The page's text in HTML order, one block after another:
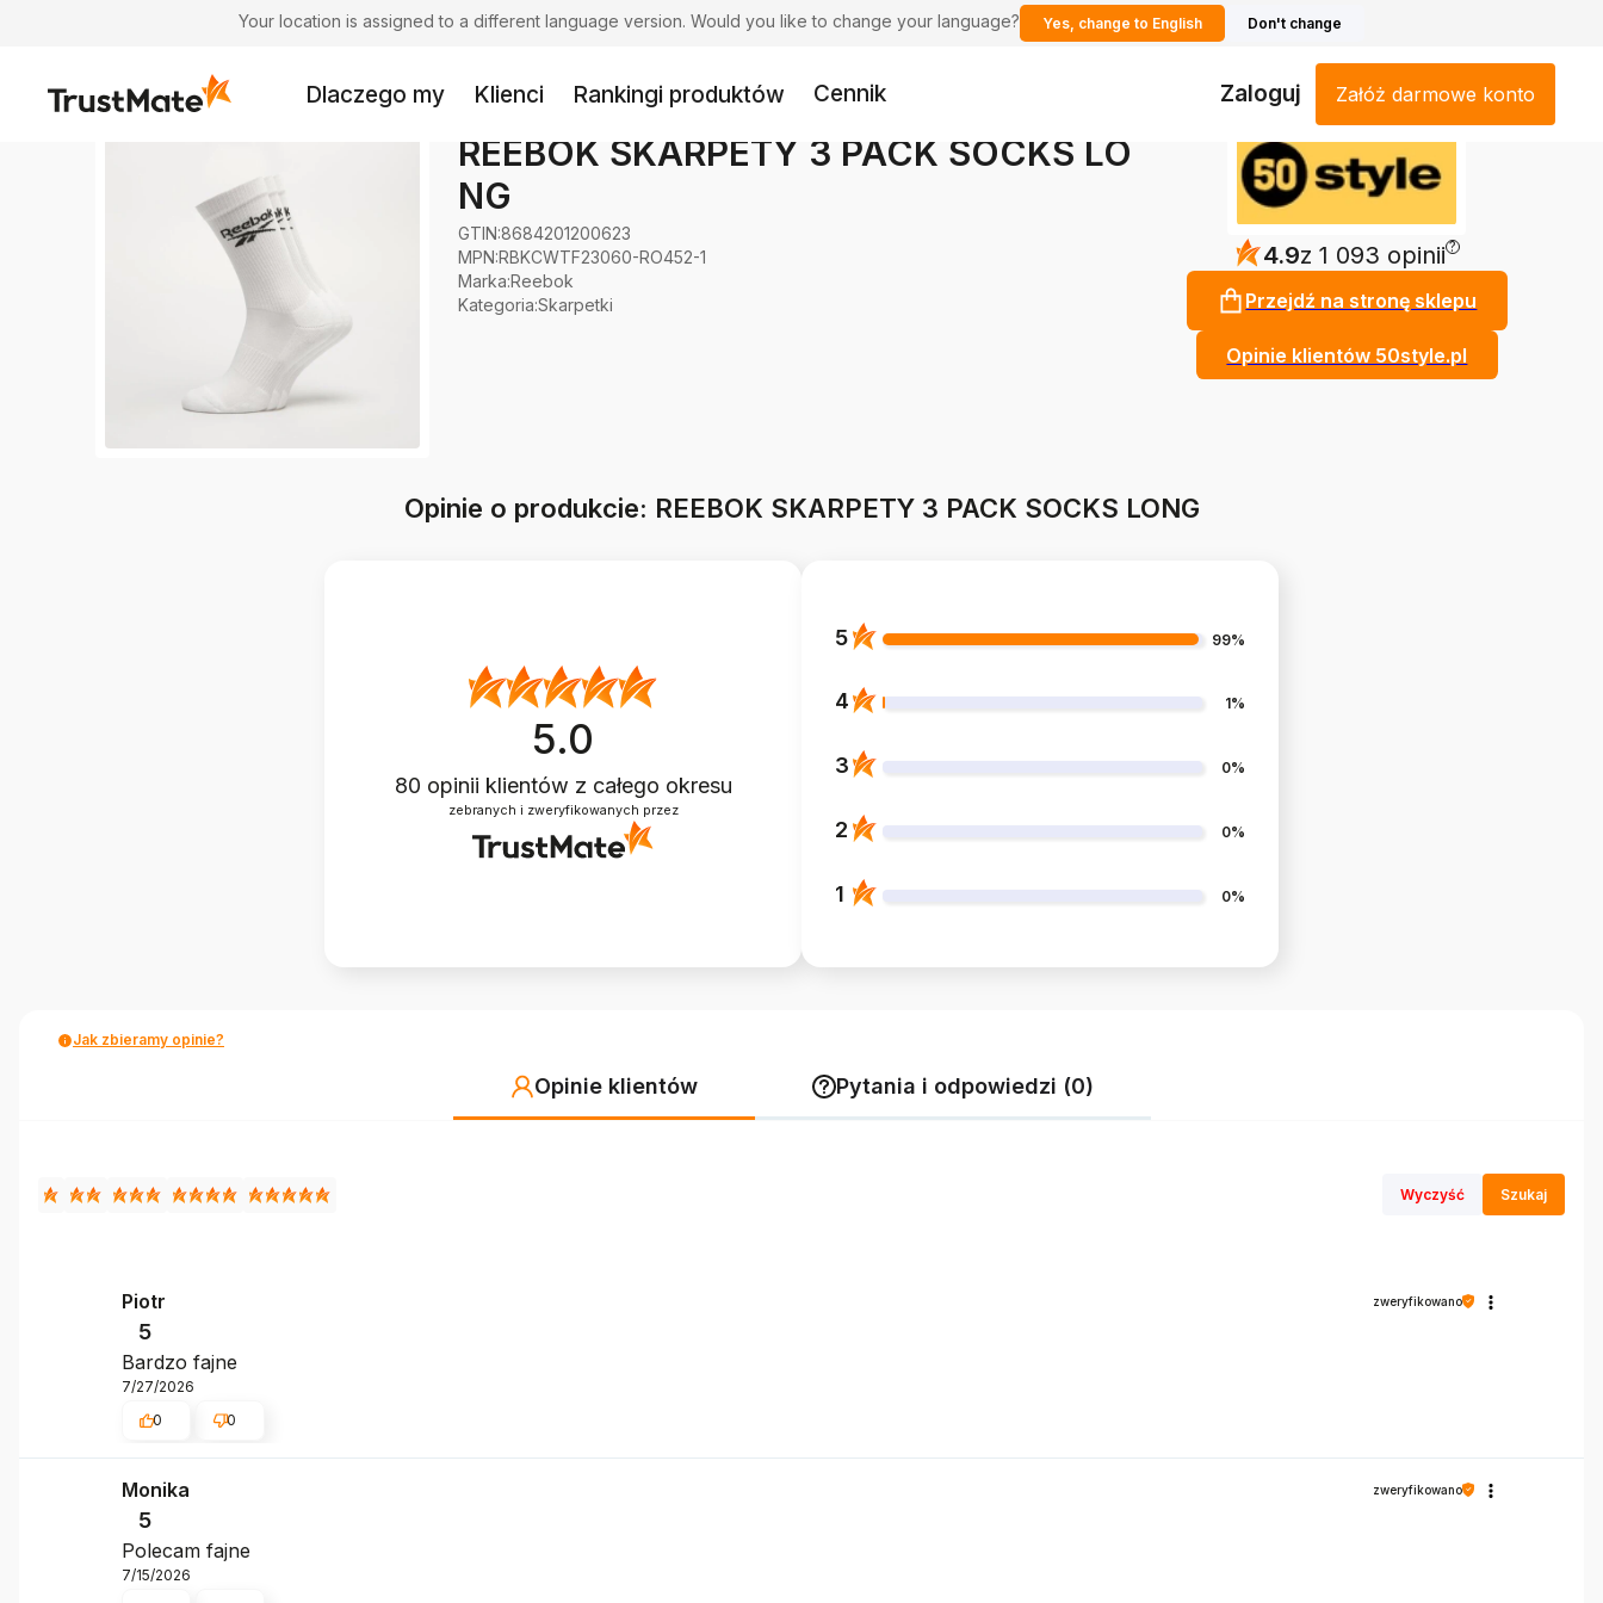
Your location is assigned to a different language version. Would you like to change your language? Yes, change to English Don't change
Dlaczego my Klienci Rankingi produktów Cennik Zaloguj Załóż darmowe konto
REEBOK SKARPETY 3 PACK SOCKS LO
NG
GTIN:8684201200623
MPN:RBKCWTF23060-RO452-1
Marka:Reebok
Kategoria:Skarpetki
4.9z 1 093 opinii ?
Przejdź na stronę sklepu
Opinie klientów 50style.pl
Opinie o produkcie: REEBOK SKARPETY 3 PACK SOCKS LONG
5.0
80 opinii klientów z całego okresu
zebranych i zweryfikowanych przez
5 99%
4 1%
3 0%
2 0%
1 0%
Jak zbieramy opinie?
Opinie klientów Pytania i odpowiedzi (0)
Wyczyść Szukaj
Piotr zweryfikowano
5
Bardzo fajne
7/27/2026
0
0
Monika zweryfikowano
5
Polecam fajne
7/15/2026